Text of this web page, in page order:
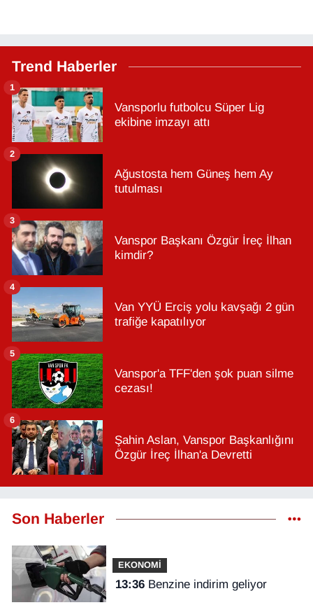
Trend Haberler
Vansporlu futbolcu Süper Lig
ekibine imzayı attı
1
Ağustosta hem Güneş hem Ay
tutulması
2
Vanspor Başkanı Özgür İreç İlhan
kimdir?
3
Van YYÜ Erciş yolu kavşağı 2 gün
trafiğe kapatılıyor
4
Vanspor'a TFF'den şok puan silme
cezası!
5
Şahin Aslan, Vanspor Başkanlığını
Özgür İreç İlhan'a Devretti
6
Son Haberler
EKONOMİ
13:36 Benzine indirim geliyor